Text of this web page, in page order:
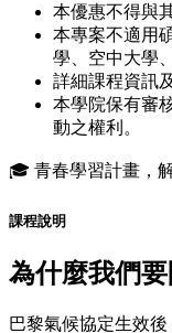
本優惠不得與
本專案不適用
學、空中大學
詳細課程資訊
本學院保有審
動之權利。
🎓 青春學習計畫，
課程說明
為什麼我們
巴黎氣候協定生效